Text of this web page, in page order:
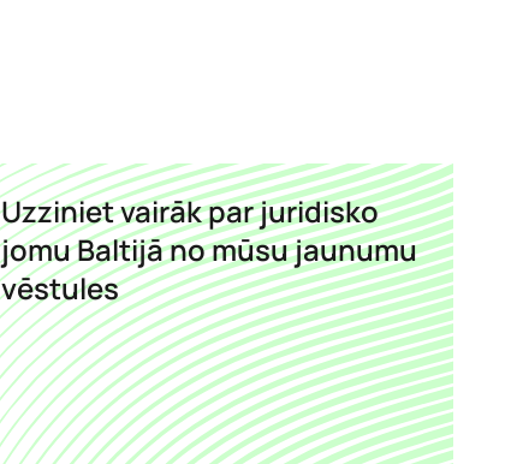
Uzziniet vairāk par juridisko
jomu Baltijā no mūsu jaunumu
vēstules